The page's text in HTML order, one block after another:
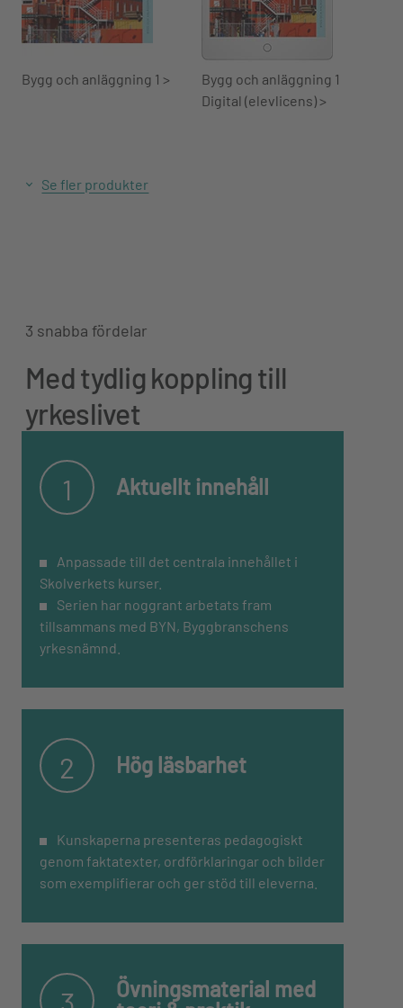
Bygg och anläggning 1 >
Bygg och anläggning 1
Digital (elevlicens) >
Bygg och anläggning 1
Digital (lärarlicens) >
Bygg och anläggning 2 >
Bygg och anläggning 2
Se fler produkter
3 snabba fördelar
Med tydlig koppling till
yrkeslivet
1 Aktuellt innehåll
Anpassade till det centrala innehållet i
Skolverkets kurser.
Serien har noggrant arbetats fram
tillsammans med BYN, Byggbranschens
yrkesnämnd.
2 Hög läsbarhet
Kunskaperna presenteras pedagogiskt
genom faktatexter, ordförklaringar och bilder
som exemplifierar och ger stöd till eleverna.
Övningsmaterial med